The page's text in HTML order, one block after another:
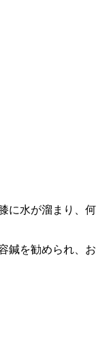
に水が溜まり、何
鍼を勧められ、お